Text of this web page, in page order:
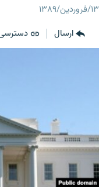
صفحه
جستجوبرنامه‌های رادیویی
پادکست
چندرسانه‌ای
به ما بپیوندید
۱۳/فروردین/۱۳۸۹
ارسال